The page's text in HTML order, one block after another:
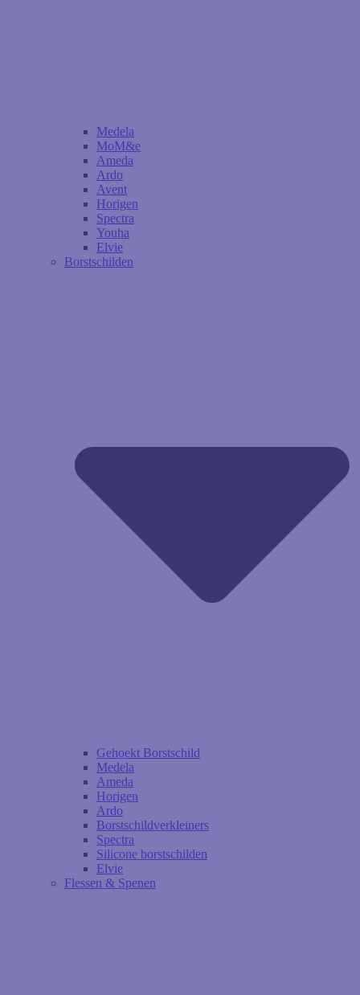
Medela
MoM&e
Ameda
Ardo
Avent
Horigen
Spectra
Youha
Elvie
Borstschilden
Gehoekt Borstschild
Medela
Ameda
Horigen
Ardo
Borstschildverkleiners
Spectra
Silicone borstschilden
Elvie
Flessen & Spenen